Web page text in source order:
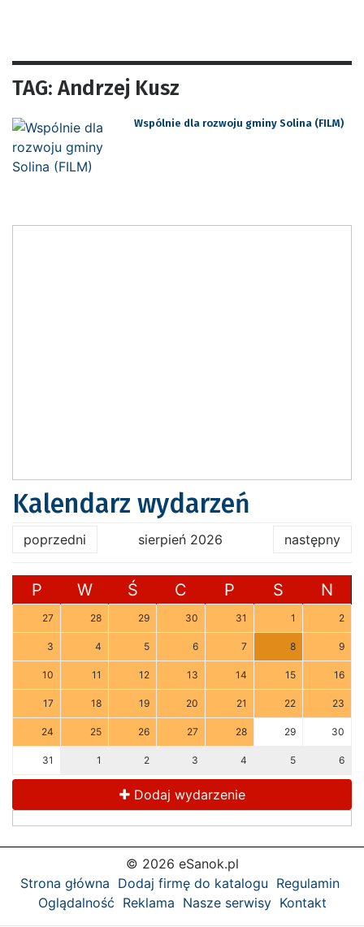
TAG: Andrzej Kusz
Wspólnie dla rozwoju gminy Solina (FILM)
Kalendarz wydarzeń
poprzedni sierpień 2026 następny
P W Ś C P S N
27 28 29 30 31 1 2
3 4 5 6 7 8 9
10 11 12 13 14 15 16
17 18 19 20 21 22 23
24 25 26 27 28 29 30
31 1 2 3 4 5 6
Dodaj wydarzenie
© 2026 eSanok.pl
Strona główna Dodaj firmę do katalogu Regulamin
Oglądalność Reklama Nasze serwisy Kontakt